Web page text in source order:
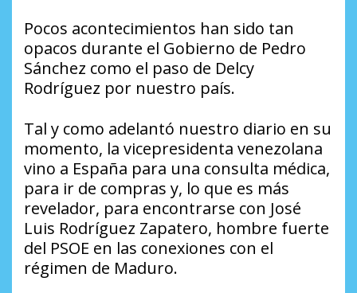
Pocos acontecimientos han sido tan
opacos durante el Gobierno de Pedro
Sánchez como el paso de Delcy
Rodríguez por nuestro país.
Tal y como adelantó nuestro diario en su
momento, la vicepresidenta venezolana
vino a España para una consulta médica,
para ir de compras y, lo que es más
revelador, para encontrarse con José
Luis Rodríguez Zapatero, hombre fuerte
del PSOE en las conexiones con el
régimen de Maduro.